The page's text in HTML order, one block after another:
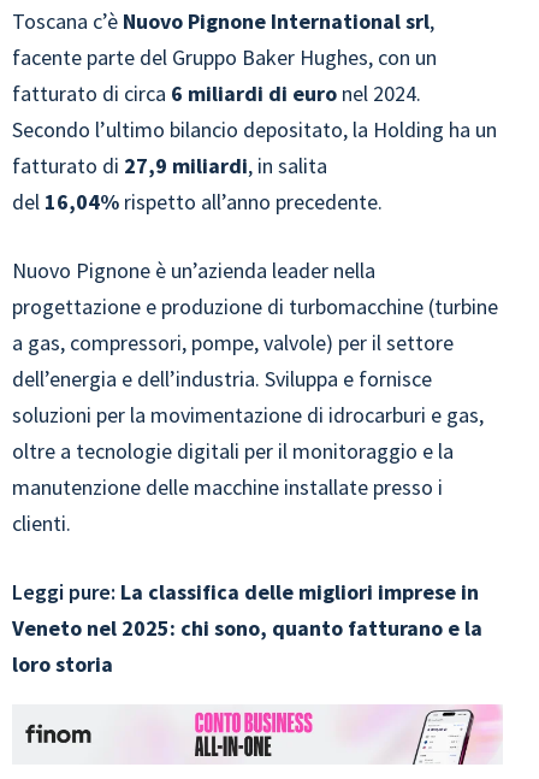
Toscana c’è Nuovo Pignone International srl,
facente parte del Gruppo Baker Hughes, con un
fatturato di circa 6 miliardi di euro nel 2024.
Secondo l’ultimo bilancio depositato, la Holding ha un
fatturato di 27,9 miliardi, in salita
del 16,04% rispetto all’anno precedente.
Nuovo Pignone è un’azienda leader nella
progettazione e produzione di turbomacchine (turbine
a gas, compressori, pompe, valvole) per il settore
dell’energia e dell’industria. Sviluppa e fornisce
soluzioni per la movimentazione di idrocarburi e gas,
oltre a tecnologie digitali per il monitoraggio e la
manutenzione delle macchine installate presso i
clienti.
Leggi pure: La classifica delle migliori imprese in
Veneto nel 2025: chi sono, quanto fatturano e la
loro storia